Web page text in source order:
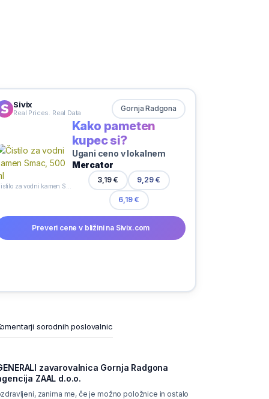
Sivix
Real Prices. Real Data Gornja Radgona
Kako pameten
kupec si?
Ugani ceno v lokalnem
Mercator
3,19 € 9,29 €
6,19 €
Preveri cene v bližini na Sivix.com
sorodnih poslovalnic
zavarovalnica Gornja Radgona
ZAAL d.o.o.
zanima me, če je možno položnice in ostalo